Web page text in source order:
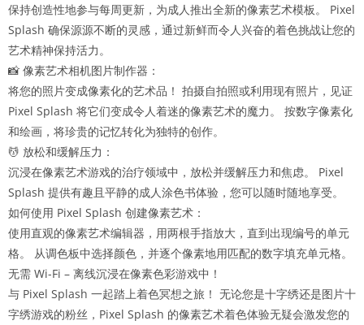
保持创造性地参与每周更新，为成人推出全新的像素艺术模板。 Pixel
Splash 确保源源不断的灵感，通过新鲜而令人兴奋的着色挑战让您的
艺术精神保持活力。
📸 像素艺术相机图片制作器：
将您的照片变成像素化的艺术品！ 拍摄自拍照或利用现有照片，见证
Pixel Splash 将它们变成令人着迷的像素艺术的魔力。 按数字像素化
和绘画，将珍贵的记忆转化为独特的创作。
💆 放松和缓解压力：
沉浸在像素艺术游戏的治疗领域中，放松并缓解压力和焦虑。 Pixel
Splash 提供有趣且平静的成人涂色书体验，您可以随时随地享受。
如何使用 Pixel Splash 创建像素艺术：
使用直观的像素艺术编辑器，用两根手指放大，直到出现编号的单元
格。 从调色板中选择颜色，并逐个像素地用匹配的数字填充单元格。
无需 Wi-Fi – 离线沉浸在像素色彩游戏中！
与 Pixel Splash 一起踏上着色冥想之旅！ 无论您是十字绣还是图片十
字绣游戏的粉丝，Pixel Splash 的像素艺术着色体验无疑会激发您的